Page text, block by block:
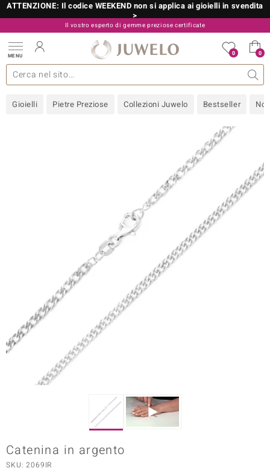
ATTENZIONE: Il codice WEEKEND non si applica ai gioielli in svendita
>
Il vostro esperto di gemme preziose certificate
800 986 787
MENU 0 0
Gioielli Pietre Preziose Collezioni Juwelo Bestseller
gioielli Design Metallo prezioso Misure anelli
più importanti Pietre preziose per colore Pietre preziose
Designs
SELECTION
Paraíso
Informazioni generali Approfondimenti Consigli
Acquistare in diretta Juwelo
Catenina in argento
SKU: 2069IR